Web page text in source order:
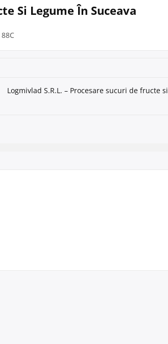
Si Legume În Suceava
Logmivlad S.R.L. – Procesare sucuri de fructe